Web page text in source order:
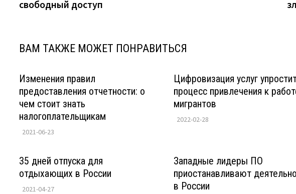
записям
свободный доступ
ВАМ ТАКЖЕ МОЖЕТ ПОНРАВИТЬСЯ
Изменения правил
предоставления отчетности: о
чем стоит знать
налогоплательщикам
2021-06-23
Цифровизация услуг
процесс привлечения к
мигрантов
2022-02-28
35 дней отпуска для
отдыхающих в России
2021-04-27
Западные лидеры ПО
приостанавливают
в России